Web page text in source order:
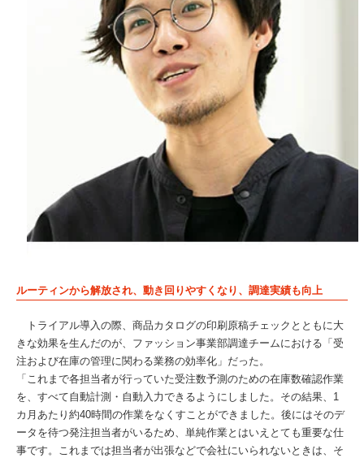
ルーティンから解放され、動き回りやすくなり、調達実績も向上
トライアル導入の際、商品カタログの印刷原稿チェックとともに大
きな効果を生んだのが、ファッション事業部調達チームにおける「受
注および在庫の管理に関わる業務の効率化」だった。
「これまで各担当者が行っていた受注数予測のための在庫数確認作業
を、すべて自動計測・自動入力できるようにしました。その結果、1
カ月あたり約40時間の作業をなくすことができました。後にはそのデ
ータを待つ発注担当者がいるため、単純作業とはいえとても重要な仕
事です。これまでは担当者が出張などで会社にいられないときは、そ